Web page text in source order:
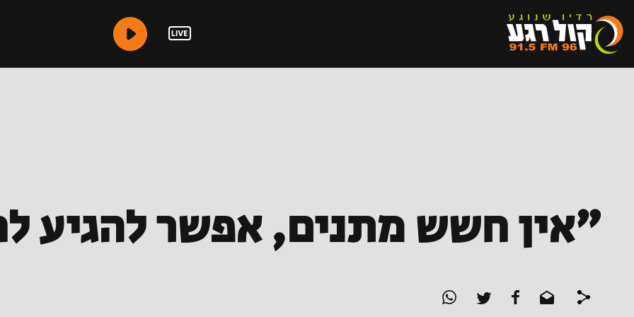
"אין חשש מתנים, אפשר להגיע